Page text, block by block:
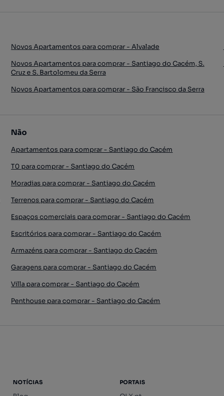
Novos Apartamentos para comprar - Alvalade
Novos Apartamentos para comprar - Santiago do Cacém, S.
Cruz e S. Bartolomeu da Serra
Novos Apartamentos para comprar - São Francisco da Serra
Não
Apartamentos para comprar - Santiago do Cacém
T0 para comprar - Santiago do Cacém
Moradias para comprar - Santiago do Cacém
Terrenos para comprar - Santiago do Cacém
Espaços comerciais para comprar - Santiago do Cacém
Escritórios para comprar - Santiago do Cacém
Armazéns para comprar - Santiago do Cacém
Garagens para comprar - Santiago do Cacém
Villa para comprar - Santiago do Cacém
Penthouse para comprar - Santiago do Cacém
NOTÍCIAS PORTAIS